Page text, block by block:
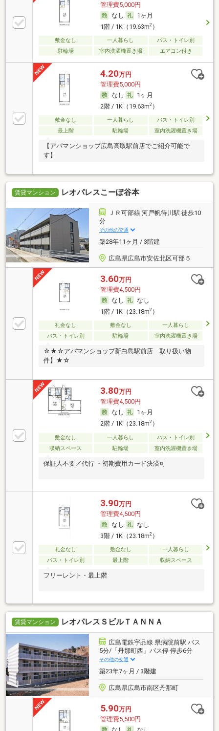
管理費5,000円
なし
1ヶ月
1階 / 1K（19.63m2）
敷金なし 一人暮らし
バス・トイレ別
駐輪場
室内洗濯機置き場 エアコン付き
4.20万円
管理費5,000円
なし
1ヶ月
2階 / 1K（19.63m2）
敷金なし 一人暮らし
バス・トイレ別
最上階
駐輪場 室内洗濯機置き場
【アパマンショップ広島高取駅前店でご紹介可能で
す】
賃貸マンション レオパレスこーぽ谷本
ＪＲ可部線 河戸帆待川駅 徒歩10
分
その他の交通
築28年11ヶ月 / 3階建
広島県広島市安佐北区可部５
3.60万円
管理費4,500円
なし
なし
1階 / 1K（23.18m2）
礼金なし 敷金なし
一人暮らし
バス・トイレ別
駐輪場 室内洗濯機置き場
☆★☆アパマンショップ新白島駅前店 取り扱い物
件】★☆
3.80万円
管理費4,500円
なし
1ヶ月
2階 / 1K（23.18m2）
敷金なし 一人暮らし
バス・トイレ別
収納スペース
駐輪場 室内洗濯機置き場
保証人不要／代行 ・初期費用カード決済可
3.90万円
管理費4,500円
なし
なし
3階 / 1K（23.18m2）
礼金なし 敷金なし
一人暮らし
バス・トイレ別
最上階 収納スペース
フリーレント・最上階
賃貸マンション レオパレスＳビルＴＡＮＮＡ
広島電鉄宇品線 県病院前駅 バス
5分/「丹那町西」バス停 停歩6分
その他の交通
築23年7ヶ月 / 3階建
広島県広島市南区丹那町
5.90万円
管理費5,500円